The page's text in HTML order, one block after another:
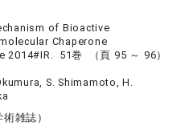
of Bioactive
Chaperone
2014#IR. 51巻 （頁 95 ～ 96）
S. Shimamoto, H.
雑誌）